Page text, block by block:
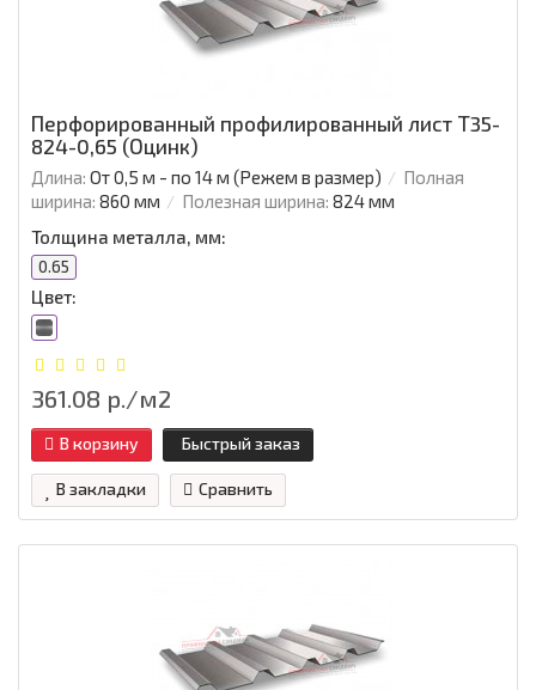
Перфорированный профилированный лист Т35-
824-0,65 (Оцинк)
Длина: От 0,5 м - по 14 м (Режем в размер)
Полная
ширина: 860 мм Полезная ширина: 824 мм
Толщина металла, мм:
0.65
Цвет:
361.08 р./м2
В корзину Быстрый заказ
В закладки Сравнить